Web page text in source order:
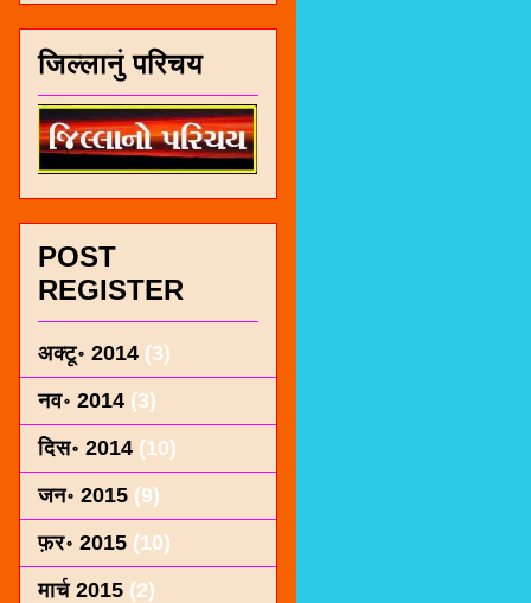
जिल्लानुं परिचय
POST
REGISTER
अक्टू॰ 2014 (3)
नव॰ 2014 (3)
दिस॰ 2014 (10)
जन॰ 2015 (9)
फ़र॰ 2015 (10)
मार्च 2015 (2)